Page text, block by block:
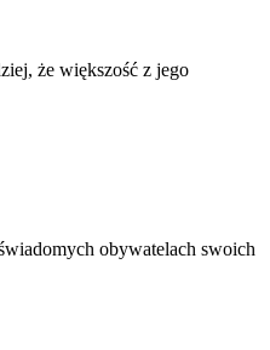
że większość z jego
obywatelach swoich